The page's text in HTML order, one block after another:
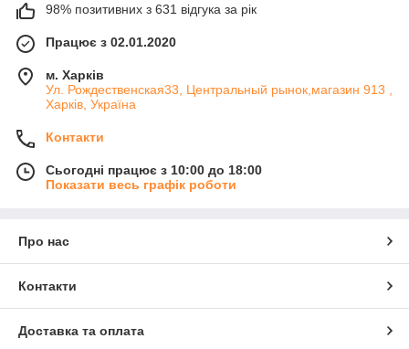
98% позитивних з 631 відгука за рік
Працює з 02.01.2020
м. Харків
Ул. Рождественская33, Центральный рынок,магазин 913 ,
Харків, Україна
Контакти
Сьогодні працює з 10:00 до 18:00
Показати весь графік роботи
Про нас
Контакти
Доставка та оплата